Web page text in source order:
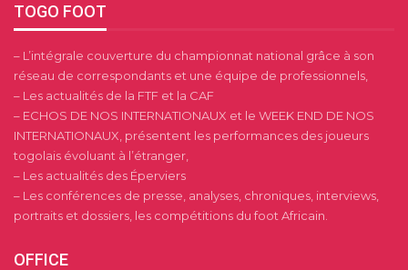
TOGO FOOT
– L’intégrale couverture du championnat national grâce à son
réseau de correspondants et une équipe de professionnels,
– Les actualités de la FTF et la CAF
– ECHOS DE NOS INTERNATIONAUX et le WEEK END DE NOS
INTERNATIONAUX, présentent les performances des joueurs
togolais évoluant à l’étranger,
– Les actualités des Éperviers
– Les conférences de presse, analyses, chroniques, interviews,
portraits et dossiers, les compétitions du foot Africain.
OFFICE